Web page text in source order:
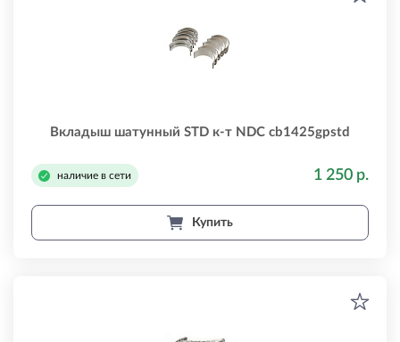
Вкладыш шатунный STD к-т NDC cb1425gpstd
наличие в сети 1 250 р.
Купить